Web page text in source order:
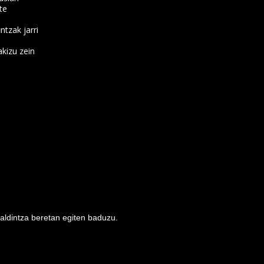
jarri
zein
beretan egiten baduzu.